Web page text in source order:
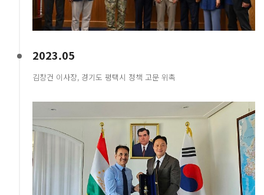
2023.05
김창건 이사장, 경기도 평택시 정책 고문 위촉